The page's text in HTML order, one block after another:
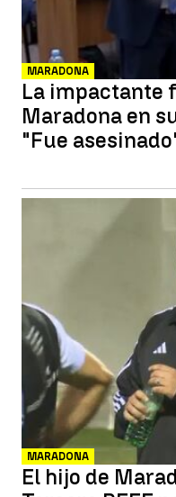
MARADONA
La impactante
Maradona en
"Fue
MARADONA
El hijo de